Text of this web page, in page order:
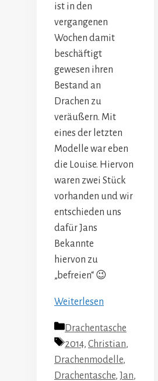
ist in den
vergangenen
Wochen damit
beschäftigt
gewesen ihren
Bestand an
Drachen zu
veräußern. Mit
eines der letzten
Modelle war eben
die Louise. Hiervon
waren zwei Stück
vorhanden und wir
entschieden uns
dafür Jans
Bekannte
hiervon zu
„befreien“ 😉
Weiterlesen
Kategorien
Drachentasche
Schlagwörter
2014, Christian,
Drachenmodelle,
Drachentasche, Jan,